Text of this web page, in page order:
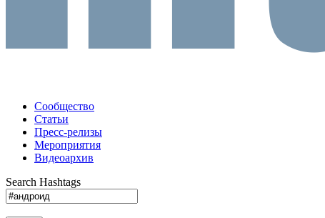
Сообщество
Статьи
Пресс-релизы
Мероприятия
Видеоархив
Search Hashtags